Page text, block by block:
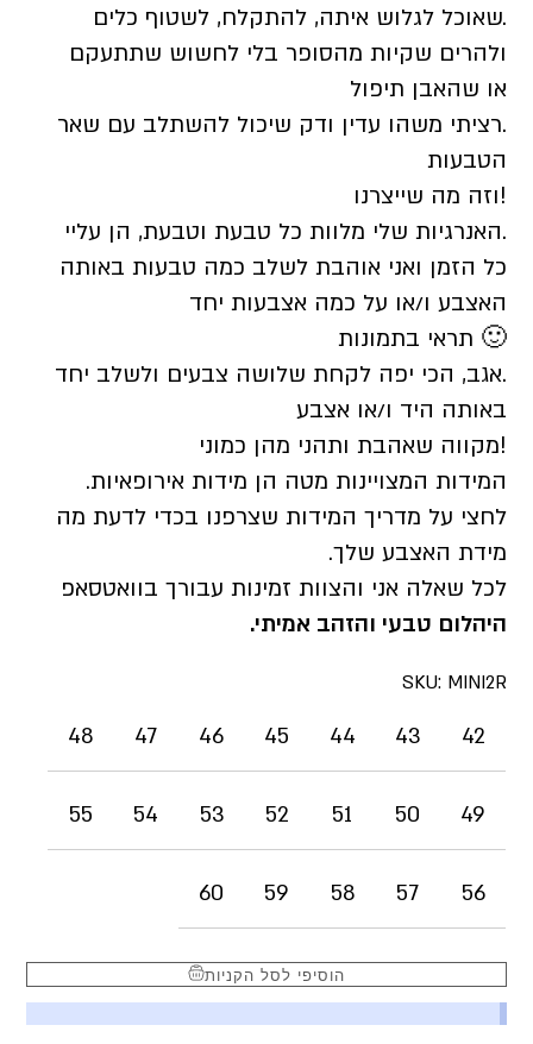
.שאוכל לגלוש איתה, להתקלח, לשטוף כלים
ולהרים שקיות מהסופר בלי לחשוש שתתעקם
או שהאבן תיפול
.רציתי משהו עדין ודק שיכול להשתלב עם שאר
הטבעות
!וזה מה שייצרנו
.האנרגיות שלי מלוות כל טבעת וטבעת, הן עליי
כל הזמן ואני אוהבת לשלב כמה טבעות באותה
האצבע ו/או על כמה אצבעות יחד
🙂 תראי בתמונות
.אגב, הכי יפה לקחת שלושה צבעים ולשלב יחד
באותה היד ו/או אצבע
!מקווה שאהבת ותהני מהן כמוני
המידות המצויינות מטה הן מידות אירופאיות.
לחצי על מדריך המידות שצרפנו בכדי לדעת מה
מידת האצבע שלך.
לכל שאלה אני והצוות זמינות עבורך בוואטסאפ
היהלום טבעי והזהב אמיתי.
SKU: MINI2R
42
43
44
45
46
47
48
49
50
51
52
53
54
55
56
57
58
59
60
הוסיפי לסל הקניות